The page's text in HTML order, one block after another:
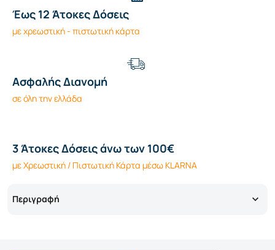
Έως 12 Άτοκες Δόσεις
με χρεωστική - πιστωτική κάρτα
Ασφαλής Διανομή
σε όλη την ελλάδα
3 Άτοκες Δόσεις άνω των 100€
με Χρεωστική / Πιστωτική Κάρτα μέσω KLARNA
Περιγραφή